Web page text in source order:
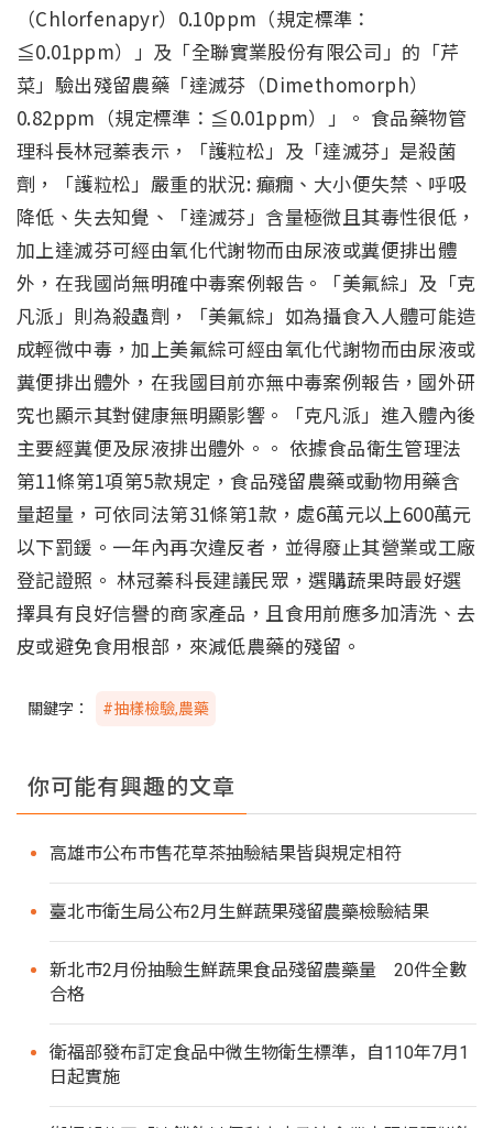
（Chlorfenapyr）0.10ppm（規定標準：
≦0.01ppm）」及「全聯實業股份有限公司」的「芹
菜」驗出殘留農藥「達滅芬（Dimethomorph）
0.82ppm（規定標準：≦0.01ppm）」。 食品藥物管
理科長林冠蓁表示，「護粒松」及「達滅芬」是殺菌
劑，「護粒松」嚴重的狀況: 癲癇、大小便失禁、呼吸
降低、失去知覺、「達滅芬」含量極微且其毒性很低，
加上達滅芬可經由氧化代謝物而由尿液或糞便排出體
外，在我國尚無明確中毒案例報告。「美氟綜」及「克
凡派」則為殺蟲劑，「美氟綜」如為攝食入人體可能造
成輕微中毒，加上美氟綜可經由氧化代謝物而由尿液或
糞便排出體外，在我國目前亦無中毒案例報告，國外研
究也顯示其對健康無明顯影響。「克凡派」進入體內後
主要經糞便及尿液排出體外。。 依據食品衛生管理法
第11條第1項第5款規定，食品殘留農藥或動物用藥含
量超量，可依同法第31條第1款，處6萬元以上600萬元
以下罰鍰。一年內再次違反者，並得廢止其營業或工廠
登記證照。 林冠蓁科長建議民眾，選購蔬果時最好選
擇具有良好信譽的商家產品，且食用前應多加清洗、去
皮或避免食用根部，來減低農藥的殘留。
關鍵字： #抽樣檢驗,農藥
你可能有興趣的文章
高雄市公布市售花草茶抽驗結果皆與規定相符
臺北市衛生局公布2月生鮮蔬果殘留農藥檢驗結果
新北市2月份抽驗生鮮蔬果食品殘留農藥量 20件全數
合格
衛福部發布訂定食品中微生物衛生標準，自110年7月1
日起實施